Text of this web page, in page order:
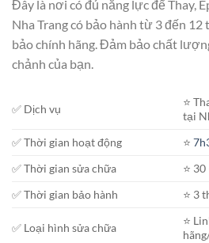
Đây là nơi có đủ năng lực để Thay,
Nha Trang có bảo hành từ 3 đến 12
bảo chính hãng. Đảm bảo chất
chảnh của bạn.
✅ Dịch vụ
⭐️
tại
✅ Thời gian hoạt động
⭐️
✅ Thời gian sửa chữa
⭐️
✅ Thời gian bảo hành
⭐️ 3
✅ Loại hình sửa chữa
⭐️